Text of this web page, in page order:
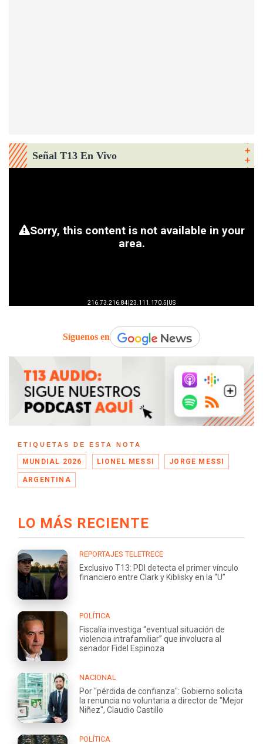
Señal T13 En Vivo
Síguenos en
ETIQUETAS DE ESTA NOTA
MUNDIAL 2026 LIONEL MESSI JORGE MESSI
ARGENTINA
LO MÁS RECIENTE
REPORTAJES TELETRECE
Exclusivo T13: PDI detecta el primer vínculo
financiero entre Clark y Kiblisky en la “U”
POLÍTICA
Fiscalía investiga “eventual situación de
violencia intrafamiliar” que involucra al
senador Fidel Espinoza
NACIONAL
Por "pérdida de confianza": Gobierno solicita
la renuncia no voluntaria a director de "Mejor
Niñez", Claudio Castillo
POLÍTICA